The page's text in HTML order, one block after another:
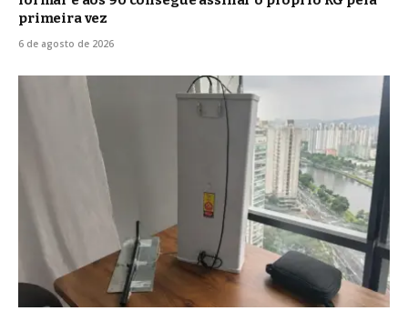
primeira vez
6 de agosto de 2026